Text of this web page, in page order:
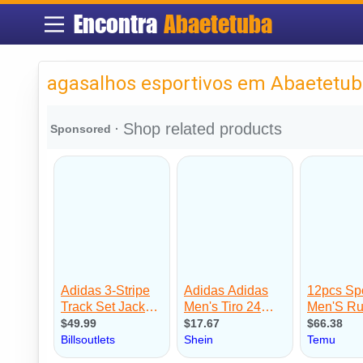
Encontra Abaetetuba
agasalhos esportivos em